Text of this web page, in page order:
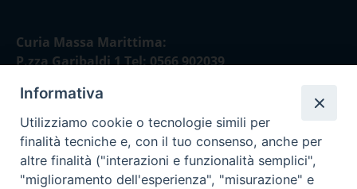
Curia Massa Marittima:
P.zza Garibaldi 1 Tel: 0566 902039
Curia Piombino:
Via Don Minzoni,58/A Tel e Fax: 0565 32036
E-mail:
curia@diocesimassamarittima.it
Informativa
Utilizziamo cookie o tecnologie simili per
finalità tecniche e, con il tuo consenso, anche per
altre finalità ("interazioni e funzionalità semplici",
"miglioramento dell'esperienza", "misurazione" e